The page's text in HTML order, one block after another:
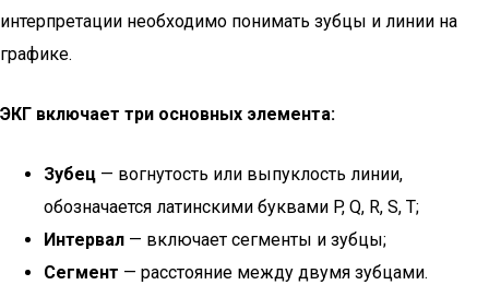
интерпретации необходимо понимать зубцы и линии на
графике.
ЭКГ включает три основных элемента:
Зубец — вогнутость или выпуклость линии,
обозначается латинскими буквами P, Q, R, S, T;
Интервал — включает сегменты и зубцы;
Сегмент — расстояние между двумя зубцами.